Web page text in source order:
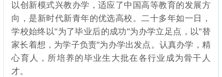
以创新模式兴教办学，适应了中国高等教育的发展方
向，是新时代新青年的优选高校。二十多年如一日，
学校始终以"为了毕业后的成功"为办学立足点，以"替
家长着想，为学子负责"为办学出发点。认真办学，精
心育人，所培养的毕业生大批在各行业成为骨干人
才。